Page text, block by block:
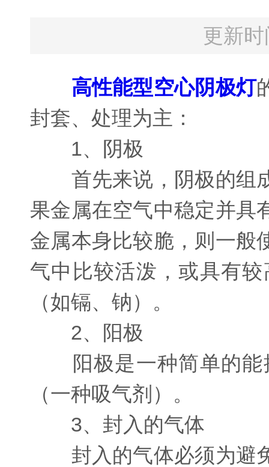
更新
高性能型空心阴极灯
封套、处理为主：
1、阴极
首先来说，阴极的组成
果金属在空气中稳定并具
金属本身比较脆，则一般
气中比较活泼，或具有
（如镉、钠）。
2、阳极
阳极是一种简单的能
（一种吸气剂）。
3、封入的气体
封入的气体必须为避免